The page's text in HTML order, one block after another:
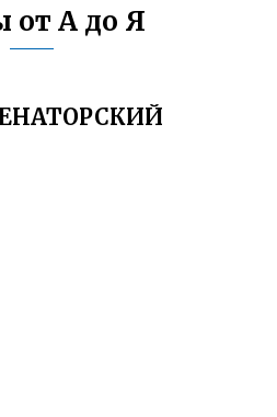
от А до Я